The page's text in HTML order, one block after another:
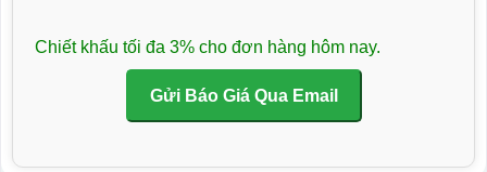
Chiết khấu tối đa 3% cho đơn hàng hôm nay.
Gửi Báo Giá Qua Email